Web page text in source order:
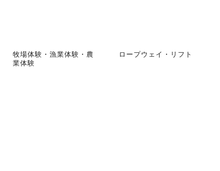
牧場体験・漁業体験・農
業体験
ロープウェイ・リフト